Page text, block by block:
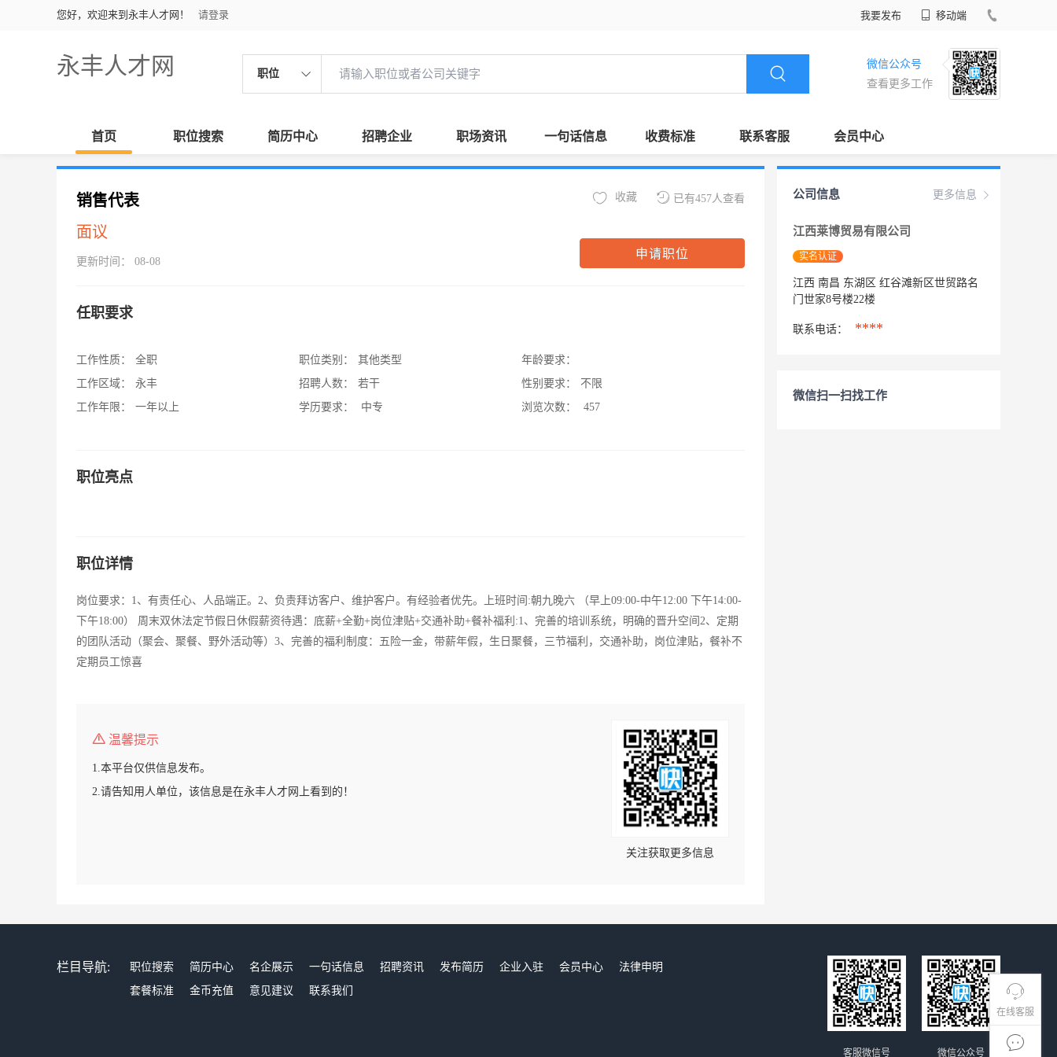
您好，欢迎来到永丰人才网！ 请登录 我要发布 移动端
永丰人才网 职位
微信公众号
查看更多工作
首页 职位搜索 简历中心 招聘企业 职场资讯 一句话信息 收费标准 联系客服 会员中心
在线客服
销售代表
面议
更新时间： 08-08
已有457人查看
收藏
申请职位
任职要求
工作性质：
全职
工作区域：
永丰
工作年限：
一年以上
职位类别：
其他类型
招聘人数：
若干
学历要求：
中专
年龄要求：
性别要求：
不限
浏览次数：
457
职位亮点
职位详情
岗位要求：1、有责任心、人品端正。2、负责拜访客户、维护客户。有经验者优先。上班时间:朝九晚六 （早上09:00-中午12:00 下午14:00-
下午18:00） 周末双休法定节假日休假薪资待遇：底薪+全勤+岗位津贴+交通补助+餐补福利:1、完善的培训系统，明确的晋升空间2、定期
的团队活动（聚会、聚餐、野外活动等）3、完善的福利制度：五险一金，带薪年假，生日聚餐，三节福利，交通补助，岗位津贴，餐补不
定期员工惊喜
温馨提示
1.本平台仅供信息发布。
2.请告知用人单位，该信息是在永丰人才网上看到的！
关注获取更多信息
更多信息
公司信息
江西莱博贸易有限公司
实名认证
江西 南昌 东湖区 红谷滩新区世贸路名
门世家8号楼22楼
联系电话： ****
微信扫一扫找工作
栏目导航: 职位搜索 简历中心 名企展示 一句话信息 招聘资讯 发布简历 企业入驻 会员中心
法律申明
套餐标准
金币充值 意见建议 联系我们
微信公众号
客服微信号